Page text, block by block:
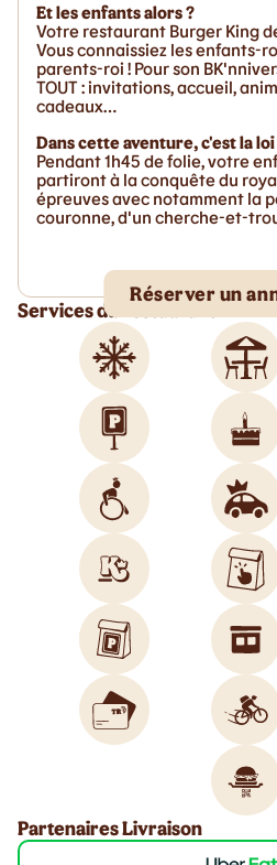
Et les enfants alors ?
Votre restaurant Burger King
Vous connaissiez les enfants-
parents-roi ! Pour son
TOUT : invitations, accueil,
cadeaux…
Dans cette aventure, c'est la
Pendant 1h45 de folie, votre
partiront à la conquête du
épreuves avec notamment la
couronne, d'un cherche-et-
Réserver un
Services du restaurant
Partenaires Livraison